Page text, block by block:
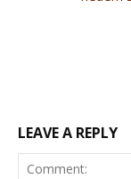
LEAVE A REPLY